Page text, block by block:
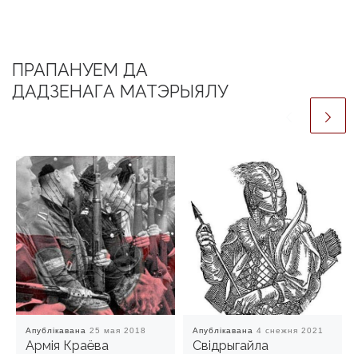
ПРАПАНУЕМ ДА
ДАДЗЕНАГА МАТЭРЫЯЛУ
Апублікавана 25 мая 2018
Армія Краёва
Апублікавана 4 снежня 2021
Свідрыгайла